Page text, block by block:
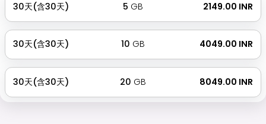
30天(含30天) 5 GB ₹ 2149.00 INR
30天(含30天) 10 GB ₹ 4049.00 INR
30天(含30天) 20 GB ₹ 8049.00 INR